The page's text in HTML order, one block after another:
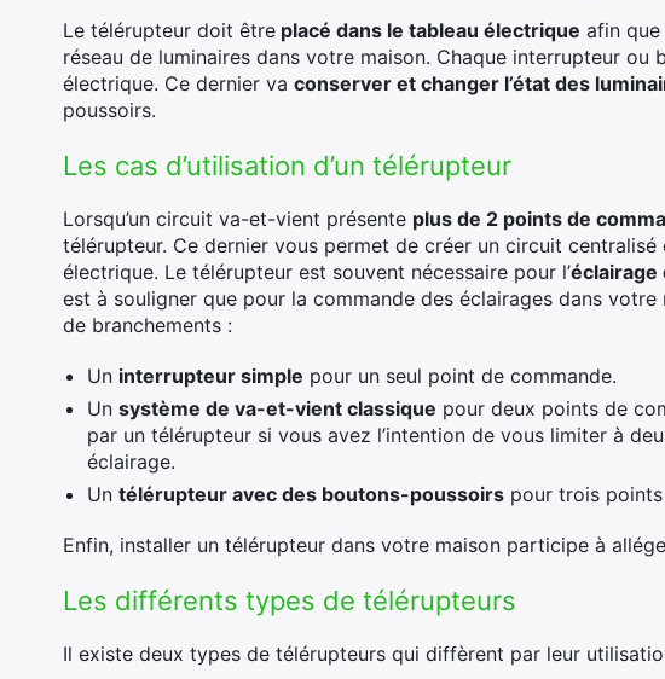
Le télérupteur doit être placé dans le tableau électrique afin
réseau de luminaires dans votre maison. Chaque interrupteur
électrique. Ce dernier va conserver et changer l’état des
poussoirs.
Les cas d’utilisation d’un télérupteur
Lorsqu’un circuit va-et-vient présente plus de 2 points de
télérupteur. Ce dernier vous permet de créer un circuit
électrique. Le télérupteur est souvent nécessaire pour l’éclairage
est à souligner que pour la commande des éclairages dans
de branchements :
Un interrupteur simple pour un seul point de commande.
Un système de va-et-vient classique pour deux points de
par un télérupteur si vous avez l’intention de vous limiter à
éclairage.
Un télérupteur avec des boutons-poussoirs pour trois
Enfin, installer un télérupteur dans votre maison participe à
Les différents types de télérupteurs
Il existe deux types de télérupteurs qui diffèrent par leur